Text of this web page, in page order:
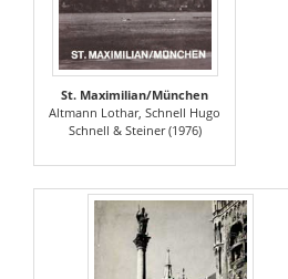
St. Maximilian/München
Altmann Lothar, Schnell Hugo
Schnell & Steiner (1976)